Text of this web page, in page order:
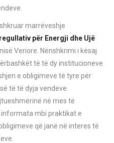
marrëveshje
për Energji dhe Ujë
Veriore. Nënshkrimi i kësaj
të të dy institucioneve
e obligimeve të tyre për
të të dyja vendeve.
në mes të
mbi praktikat e
që janë në interes të